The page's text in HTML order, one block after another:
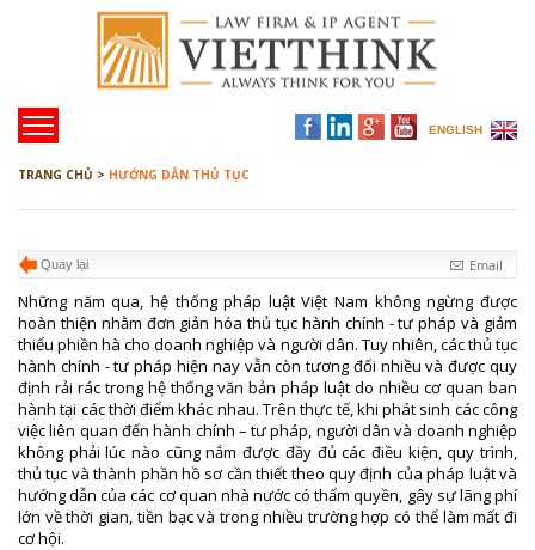
ENGLISH
TRANG CHỦ > HƯỚNG DẪN THỦ TỤC
Quay lại Email
Những năm qua, hệ thống pháp luật Việt Nam không ngừng được
hoàn thiện nhằm đơn giản hóa thủ tục hành chính - tư pháp và giảm
thiểu phiền hà cho doanh nghiệp và người dân. Tuy nhiên, các thủ tục
hành chính - tư pháp hiện nay vẫn còn tương đối nhiều và được quy
định rải rác trong hệ thống văn bản pháp luật do nhiều cơ quan ban
hành tại các thời điểm khác nhau. Trên thực tế, khi phát sinh các công
việc liên quan đến hành chính – tư pháp, người dân và doanh nghiệp
không phải lúc nào cũng nắm được đầy đủ các điều kiện, quy trình,
thủ tục và thành phần hồ sơ cần thiết theo quy định của pháp luật và
hướng dẫn của các cơ quan nhà nước có thẩm quyền, gây sự lãng phí
lớn về thời gian, tiền bạc và trong nhiều trường hợp có thể làm mất đi
cơ hội.